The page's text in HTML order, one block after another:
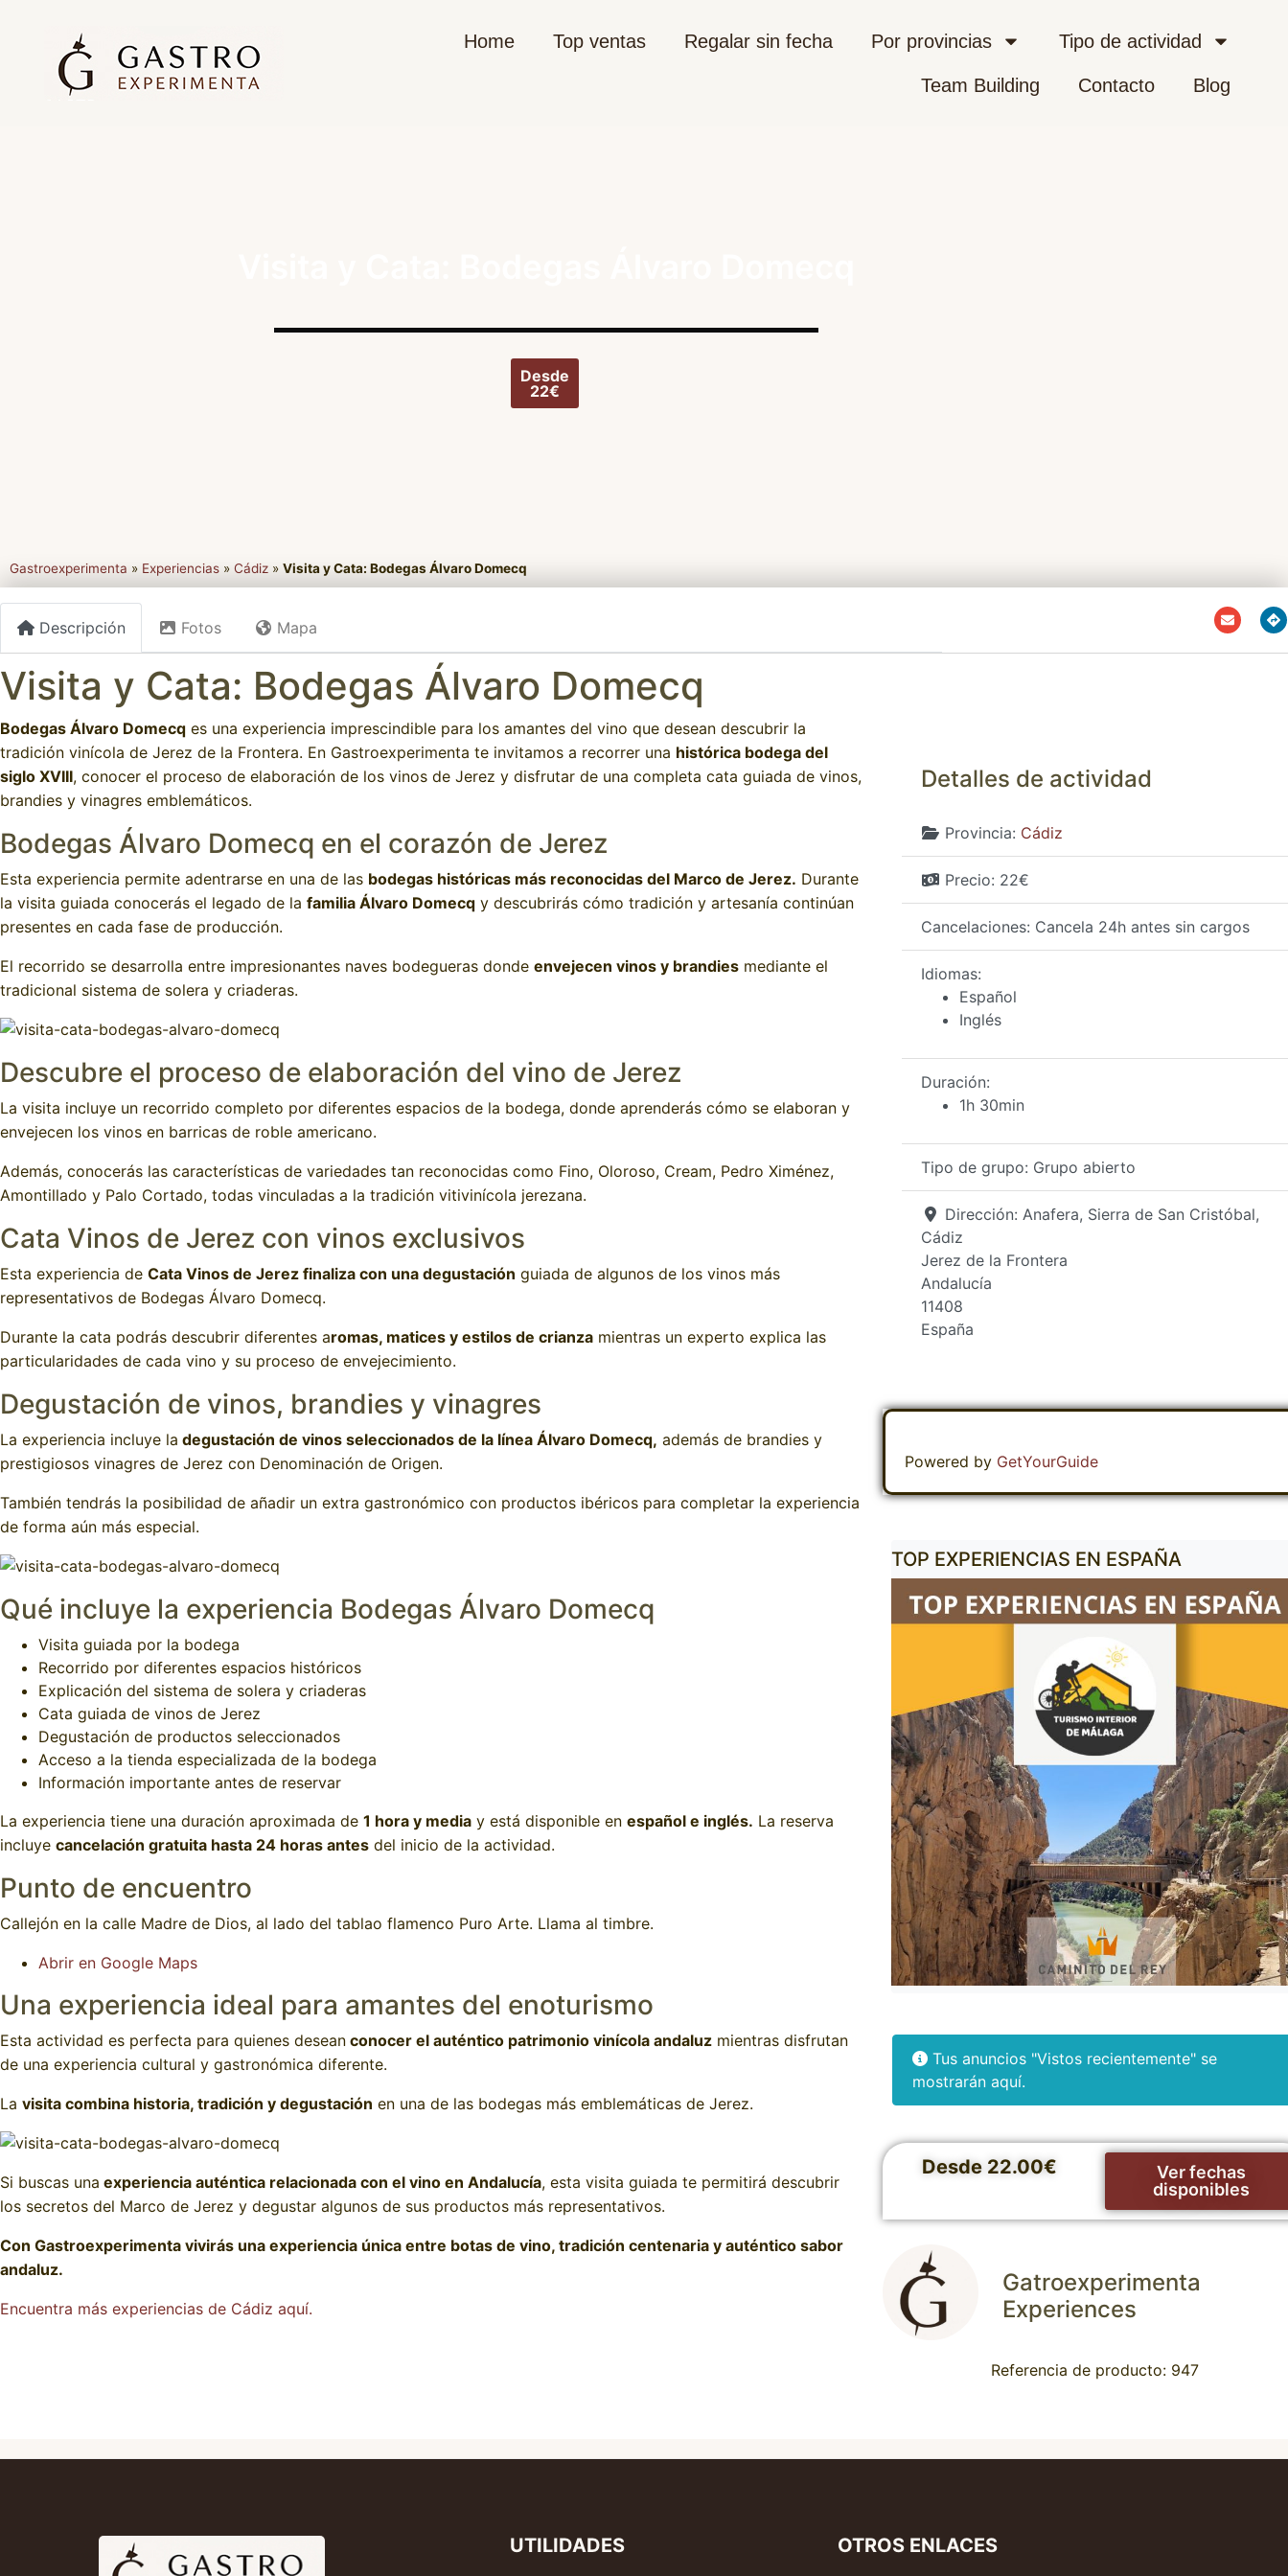
Home Top ventas Regalar sin fecha Por provincias Tipo de actividad
Team Building Contacto Blog
Desde
22€
Gastroexperimenta » Experiencias » Cádiz » Visita y Cata: Bodegas Álvaro Domecq
Descripción Fotos Mapa
Visita y Cata: Bodegas Álvaro Domecq
Bodegas Álvaro Domecq es una experiencia imprescindible para los amantes del vino que desean descubrir la
tradición vinícola de Jerez de la Frontera. En Gastroexperimenta te invitamos a recorrer una histórica bodega del
siglo XVIII, conocer el proceso de elaboración de los vinos de Jerez y disfrutar de una completa cata guiada de vinos,
brandies y vinagres emblemáticos.
Bodegas Álvaro Domecq en el corazón de Jerez
Esta experiencia permite adentrarse en una de las bodegas históricas más reconocidas del Marco de Jerez. Durante
la visita guiada conocerás el legado de la familia Álvaro Domecq y descubrirás cómo tradición y artesanía continúan
presentes en cada fase de producción.
El recorrido se desarrolla entre impresionantes naves bodegueras donde envejecen vinos y brandies mediante el
tradicional sistema de solera y criaderas.
Descubre el proceso de elaboración del vino de Jerez
La visita incluye un recorrido completo por diferentes espacios de la bodega, donde aprenderás cómo se elaboran y
envejecen los vinos en barricas de roble americano.
Además, conocerás las características de variedades tan reconocidas como Fino, Oloroso, Cream, Pedro Ximénez,
Amontillado y Palo Cortado, todas vinculadas a la tradición vitivinícola jerezana.
Cata Vinos de Jerez con vinos exclusivos
Esta experiencia de Cata Vinos de Jerez finaliza con una degustación guiada de algunos de los vinos más
representativos de Bodegas Álvaro Domecq.
Durante la cata podrás descubrir diferentes aromas, matices y estilos de crianza mientras un experto explica las
particularidades de cada vino y su proceso de envejecimiento.
Degustación de vinos, brandies y vinagres
La experiencia incluye la degustación de vinos seleccionados de la línea Álvaro Domecq, además de brandies y
prestigiosos vinagres de Jerez con Denominación de Origen.
También tendrás la posibilidad de añadir un extra gastronómico con productos ibéricos para completar la experiencia
de forma aún más especial.
Qué incluye la experiencia Bodegas Álvaro Domecq
Visita guiada por la bodega
Recorrido por diferentes espacios históricos
Explicación del sistema de solera y criaderas
Cata guiada de vinos de Jerez
Degustación de productos seleccionados
Acceso a la tienda especializada de la bodega
Información importante antes de reservar
La experiencia tiene una duración aproximada de 1 hora y media y está disponible en español e inglés. La reserva
incluye cancelación gratuita hasta 24 horas antes del inicio de la actividad.
Punto de encuentro
Callejón en la calle Madre de Dios, al lado del tablao flamenco Puro Arte. Llama al timbre.
Abrir en Google Maps
Una experiencia ideal para amantes del enoturismo
Esta actividad es perfecta para quienes desean conocer el auténtico patrimonio vinícola andaluz mientras disfrutan
de una experiencia cultural y gastronómica diferente.
La visita combina historia, tradición y degustación en una de las bodegas más emblemáticas de Jerez.
Si buscas una experiencia auténtica relacionada con el vino en Andalucía, esta visita guiada te permitirá descubrir
los secretos del Marco de Jerez y degustar algunos de sus productos más representativos.
Con Gastroexperimenta vivirás una experiencia única entre botas de vino, tradición centenaria y auténtico sabor
andaluz.
Encuentra más experiencias de Cádiz aquí.
Detalles de actividad
Provincia: Cádiz
Precio: 22€
Cancelaciones: Cancela 24h antes sin cargos
Idiomas:
Español
Inglés
Duración:
1h 30min
Tipo de grupo: Grupo abierto
Dirección: Anafera, Sierra de San Cristóbal,
Cádiz
Jerez de la Frontera
Andalucía
11408
España
Powered by GetYourGuide
TOP EXPERIENCIAS EN ESPAÑA
Tus anuncios "Vistos recientemente" se
mostrarán aquí.
Desde 22.00€
Ver fechas
disponibles
Gatroexperimenta
Experiences
Referencia de producto: 947
UTILIDADES OTROS ENLACES